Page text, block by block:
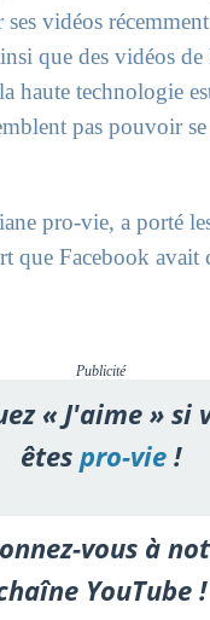
vidéos
que des vidéos
haute technologie
pas pouvoir
pro-vie, a porté
que Facebook avait
Publicité
« J'aime » si
êtespro-vie!
vous à
YouTube !